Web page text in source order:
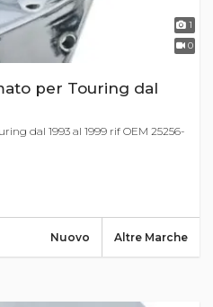
1
0
per Touring dal
dal 1993 al 1999 rif OEM 25256-
Altre Marche
Nuovo